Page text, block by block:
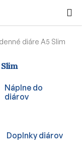
KOŠÍK
diáre A5 Slim
Náplne do
diárov
Doplnky diárov